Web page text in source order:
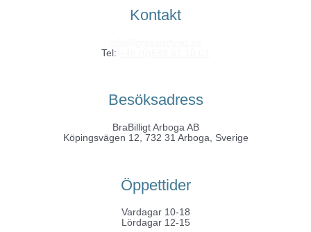
Kontakt
Tel:
Besöksadress
BraBilligt Arboga AB
Köpingsvägen 12, 732 31 Arboga, Sverige
Öppettider
Vardagar 10-18
Lördagar 12-15